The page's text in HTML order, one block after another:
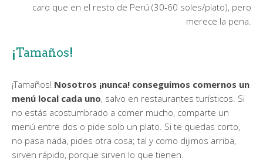
caro que en el resto de Perú (30-60 soles/plato), pero
merece la pena.
¡Tamaños!
¡Tamaños! Nosotros ¡nunca! conseguimos comernos un
menú local cada uno, salvo en restaurantes turísticos. Si
no estás acostumbrado a comer mucho, comparte un
menú entre dos o pide solo un plato. Si te quedas corto,
no pasa nada, pides otra cosa; tal y como dijimos arriba,
sirven rápido, porque sirven lo que tienen.